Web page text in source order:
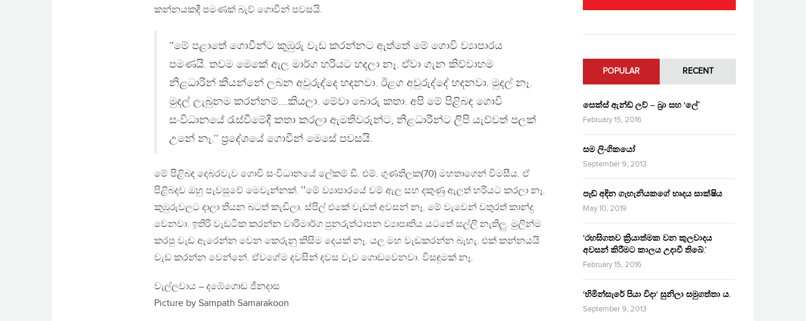
කන්නයකදී පමණක් බැව් ගොවීන් පවසයි.
’‛මේ පළාතේ ගොවීන්ට කුඹුරු වැඩ කරන්නට ඇත්තේ මේ ගොවි ව්‍යාපාරය
පමණයි. තවම මෙකේ ඇල මාර්ග හරියට හදලා නෑ. ඒවා ගැන කිව්වාහම
නිළධාරින් කියන්නේ ලබන අවුරුද්දෙ හදනවා. ඊළග අවුරුද්දේ හදනවා. මුදල් නෑ.
මුදල් ලැබුනම කරන්නම්….කියලා. මේවා බොරු කතා. අපි මේ පිළිබඳ ගොවි
සංවිධානයේ රැස්වීමේදී කතා කරලා ඇමතිවරුන්ට, නිළධාරීන්ට ලිපි යැව්වත් පලක්
උනේ නෑ.’’ ප්‍රදේශයේ ගොවීන් මෙසේ පවසයි.
මේ පිළිබඳ දෙබරවැව ගොවි සංවිධානයේ ලේකම් ඩී. එම්. ගුණතිලක(70) මහතාගෙන් විමසීය. ඒ
පිළිබදව ඔහු පැවසුවේ මෙවැන්නක්. ‛‛මේ ව්‍යාපාරයේ වම් ඇල සහ දකුණු ඇලත් හරියට කරලා නෑ.
කුඹුරුවලට දාලා තියන බටත් කැඩිලා. ස්පිල් එකේ වැඩත් අවසන් නෑ. මේ වැවෙන් වතුරත් කාන්දු
වෙනවා. ඉතිරි වැඩටික කරන්න වාරිමාර්ග පුනරුත්ථාපන ව්‍යාපෘතිය යටතේ සල්ලි නැතිලු. මුලින්ම
කරපු වැඩ ඇරෙන්න වෙන කෙරුනු කිසිම දෙයක් නෑ. යල මහ වැඩකරන්න බැහැ. එක් කන්නයයි
වැඩ කරන්න වෙන්නේ. ඒවගේම දවසින් දවස වැව ගොඩවෙනවා. විසඳුමක් නෑ.
වැල්ලවාය – දඹේගොඩ ජිනදාස
Picture by Sampath Samarakoon
POPULAR RECENT
සෙක්ස් ඇන්ඩ් ලව් – බ්‍රා සහ ‘ලේ’
February 15, 2016
සම ලිංගිකයෝ
September 9, 2013
පෑඩ් අඳින ගැහැනියකගේ හෘදය සාක්ෂිය
May 10, 2019
‘රහසිගතව ක්‍රියාත්මක වන කුලවාදය
අවසන් කිරීමට කාලය උදාවී තිබේ.’
February 15, 2016
‘හිමින්සැරේ පියා විදා‘ සුනිලා සමුගත්තා ය.
September 9, 2013